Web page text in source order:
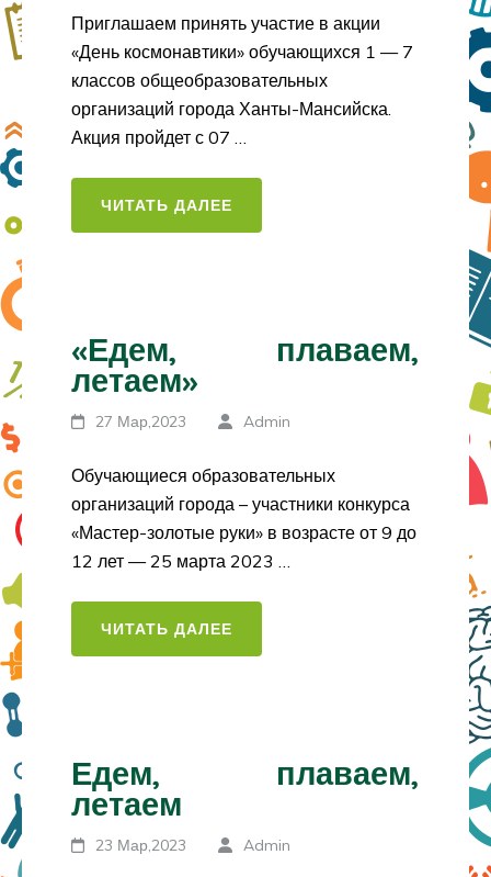
Приглашаем принять участие в акции
«День космонавтики» обучающихся 1 — 7
классов общеобразовательных
организаций города Ханты-Мансийска.
Акция пройдет с 07 …
ЧИТАТЬ ДАЛЕЕ
«Едем, плаваем,
летаем»
27 Мар,2023 Admin
Обучающиеся образовательных
организаций города – участники конкурса
«Мастер-золотые руки» в возрасте от 9 до
12 лет — 25 марта 2023 …
ЧИТАТЬ ДАЛЕЕ
Едем, плаваем,
летаем
23 Мар,2023 Admin